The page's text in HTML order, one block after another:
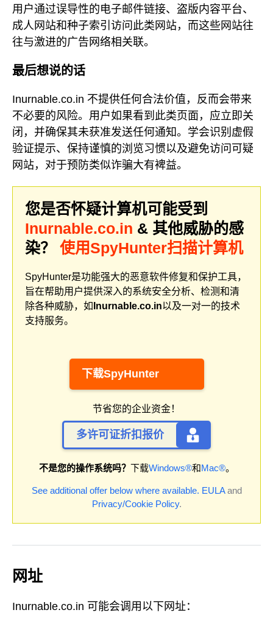
用户通过误导性的电子邮件链接、盗版内容平台、
成人网站和种子索引访问此类网站，而这些网站往
往与激进的广告网络相关联。
最后想说的话
Inurnable.co.in 不提供任何合法价值，反而会带来
不必要的风险。用户如果看到此类页面，应立即关
闭，并确保其未获准发送任何通知。学会识别虚假
验证提示、保持谨慎的浏览习惯以及避免访问可疑
网站，对于预防类似诈骗大有裨益。
您是否怀疑计算机可能受到
Inurnable.co.in & 其他威胁的感
染？ 使用SpyHunter扫描计算机
SpyHunter是功能强大的恶意软件修复和保护工具，
旨在帮助用户提供深入的系统安全分析、检测和清
除各种威胁，如 Inurnable.co.in以及一对一的技术
支持服务。
下载SpyHunter
节省您的企业资金！
多许可证折扣报价
不是您的操作系统吗？ 下载Windows®和 Mac®。
See additional offer below where available. EULAand
Privacy/Cookie Policy.
网址
Inurnable.co.in 可能会调用以下网址：